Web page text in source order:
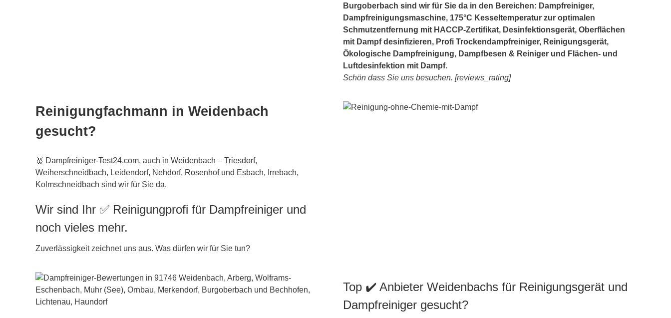
Burgoberbach sind wir für Sie da in den Bereichen: Dampfreiniger,
Dampfreinigungsmaschine, 175°C Kesseltemperatur zur optimalen
Schmutzentfernung mit HACCP-Zertifikat, Desinfektionsgerät, Oberflächen
mit Dampf desinfizieren, Profi Trockendampfreiniger, Reinigungsgerät,
Ökologische Dampfreinigung, Dampfbesen & Reiniger und Flächen- und
Luftdesinfektion mit Dampf.
Schön dass Sie uns besuchen. [reviews_rating]
Reinigungfachmann in Weidenbach
gesucht?
🥇 Dampfreiniger-Test24.com, auch in Weidenbach – Triesdorf,
Weiherschneidbach, Leidendorf, Nehdorf, Rosenhof und Esbach, Irrebach,
Kolmschneidbach sind wir für Sie da.
Wir sind Ihr ✅ Reinigungprofi für Dampfreiniger und
noch vieles mehr.
Zuverlässigkeit zeichnet uns aus. Was dürfen wir für Sie tun?
Top ✔️ Anbieter Weidenbachs für Reinigungsgerät und
Dampfreiniger gesucht?